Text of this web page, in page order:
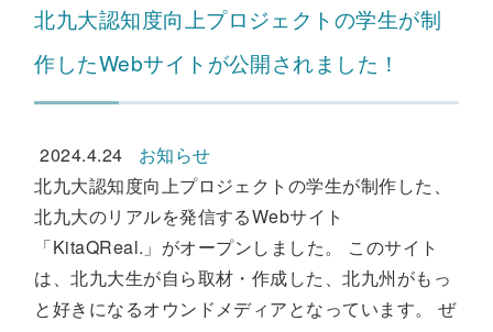
北九大認知度向上プロジェクトの学生が制
作したWebサイトが公開されました！
2024.4.24
お知らせ
北九大認知度向上プロジェクトの学生が制作した、
北九大のリアルを発信するWebサイト
「KitaQReal.」がオープンしました。 このサイト
は、北九大生が自ら取材・作成した、北九州がもっ
と好きになるオウンドメディアとなっています。 ぜ